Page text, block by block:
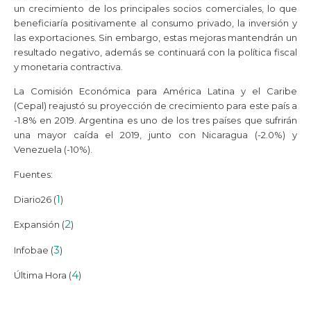
un crecimiento de los principales socios comerciales, lo que
beneficiaría positivamente al consumo privado, la inversión y
las exportaciones. Sin embargo, estas mejoras mantendrán un
resultado negativo, además se continuará con la política fiscal
y monetaria contractiva.
La Comisión Económica para América Latina y el Caribe
(Cepal) reajustó su proyección de crecimiento para este país a
-1.8% en 2019. Argentina es uno de los tres países que sufrirán
una mayor caída el 2019, junto con Nicaragua (-2.0%) y
Venezuela (-10%).
Fuentes:
Diario26 (1)
Expansión (2)
Infobae (3)
Última Hora (4)